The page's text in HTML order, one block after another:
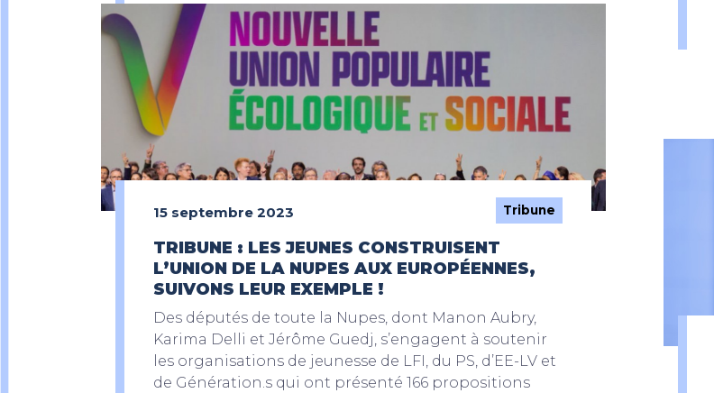
(Le Figaro), « foire aux taxes » (Le Parisien) ou « fuite en
avant fiscale » (Les Echos).
15 septembre 2023 Tribune
TRIBUNE : LES JEUNES CONSTRUISENT
L’UNION DE LA NUPES AUX EUROPÉENNES,
SUIVONS LEUR EXEMPLE !
Des députés de toute la Nupes, dont Manon Aubry,
Karima Delli et Jérôme Guedj, s’engagent à soutenir
les organisations de jeunesse de LFI, du PS, d’EE-LV et
de Génération.s qui ont présenté 166 propositions